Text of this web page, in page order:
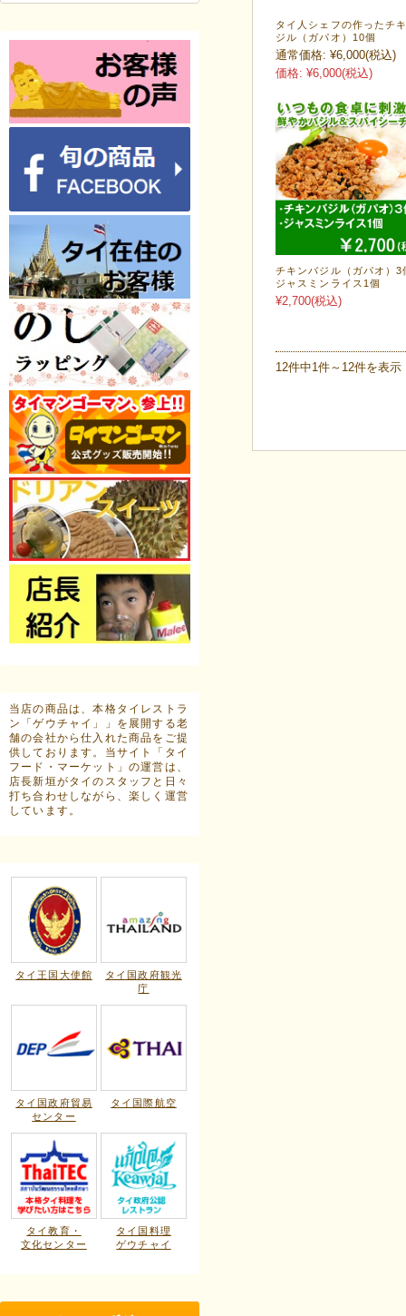
タイ人シェフの作ったチ
ジル（ガパオ）10個
通常価格: ¥6,000(税込)
価格: ¥6,000(税込)
チキンバジル（ガパオ）3
ジャスミンライス1個
¥2,700(税込)
12件中1件～12件を表示
当店の商品は、本格タイレストラ
ン「ゲウチャイ」」を展開する老
舗の会社から仕入れた商品をご提
供しております。当サイト「タイ
フード・マーケット」の運営は、
店長新垣がタイのスタッフと日々
打ち合わせしながら、楽しく運営
しています。
タイ王国大使館
タイ国政府観光
庁
タイ国政府貿易
センター
タイ国際航空
タイ教育・
文化センター
タイ国料理
ゲウチャイ